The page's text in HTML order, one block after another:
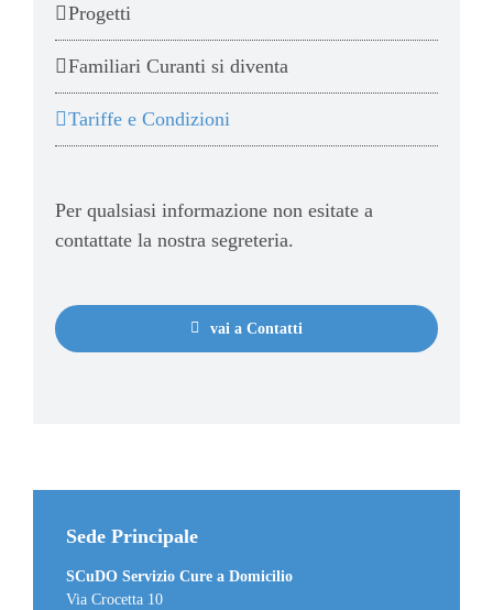
Progetti
Familiari Curanti si diventa
Tariffe e Condizioni
Per qualsiasi informazione non esitate a
contattate la nostra segreteria.
vai a Contatti
Sede Principale
SCuDO Servizio Cure a Domicilio
Via Crocetta 10